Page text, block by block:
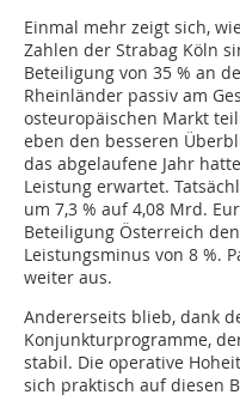
Einmal mehr zeigt sich,
Zahlen der Strabag Köln
Beteiligung von 35 % an
Rheinländer passiv am
osteuropäischen Markt
eben den besseren
das abgelaufene Jahr
Leistung erwartet.
um 7,3 % auf 4,08 Mrd.
Beteiligung Österreich
Leistungsminus von 8 %.
weiter aus.
Andererseits blieb, dank
Konjunkturprogramme,
stabil. Die operative
sich praktisch auf diesen